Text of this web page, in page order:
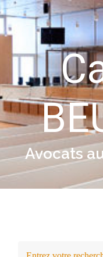
Skip to main content
Avocats